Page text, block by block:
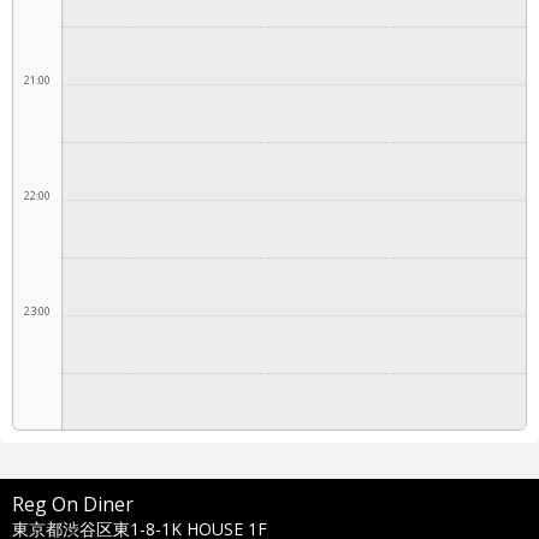
21:00
22:00
23:00
Reg On Diner
東京都渋谷区東1-8-1K HOUSE 1F